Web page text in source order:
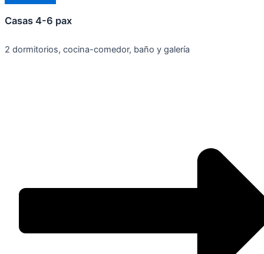
Casas 4-6 pax
2 dormitorios, cocina-comedor, baño y galería